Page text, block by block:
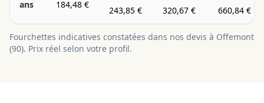
ans 184,48 €
243,85 €
320,67 €
660,84 €
Fourchettes indicatives constatées dans nos devis à Offemont
(90). Prix réel selon votre profil.